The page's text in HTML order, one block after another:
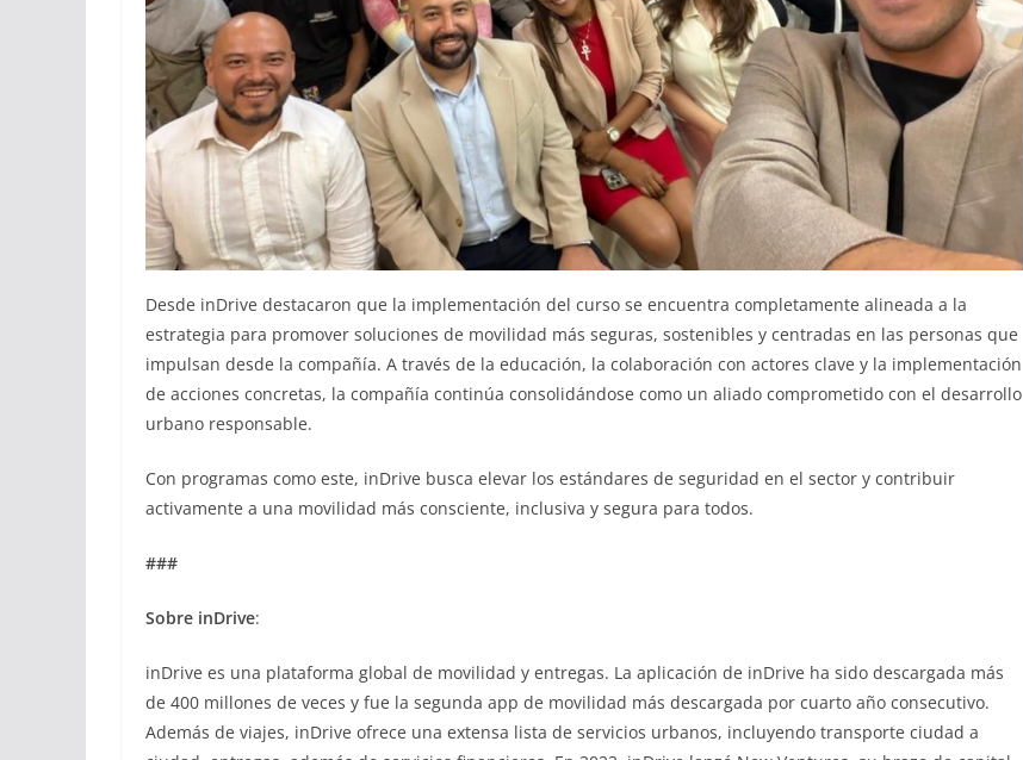
Desde inDrive destacaron que la implementación del curso se encuentra completamente alineada a la
estrategia para promover soluciones de movilidad más seguras, sostenibles y centradas en las personas que
impulsan desde la compañía. A través de la educación, la colaboración con actores clave y la implementación
de acciones concretas, la compañía continúa consolidándose como un aliado comprometido con el desarrollo
urbano responsable.
Con programas como este, inDrive busca elevar los estándares de seguridad en el sector y contribuir
activamente a una movilidad más consciente, inclusiva y segura para todos.
###
Sobre inDrive:
inDrive es una plataforma global de movilidad y entregas. La aplicación de inDrive ha sido descargada más
de 400 millones de veces y fue la segunda app de movilidad más descargada por cuarto año consecutivo.
Además de viajes, inDrive ofrece una extensa lista de servicios urbanos, incluyendo transporte ciudad a